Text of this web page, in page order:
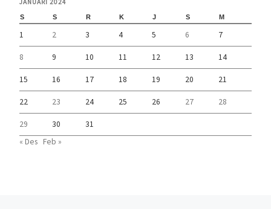
S S R K J S M
1 2 3 4 5 6 7
8 9 10 11 12 13 14
15 16 17 18 19 20 21
22 23 24 25 26 27 28
29 30
31
« Des Feb »